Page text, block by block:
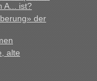
A... ist?
der
alte